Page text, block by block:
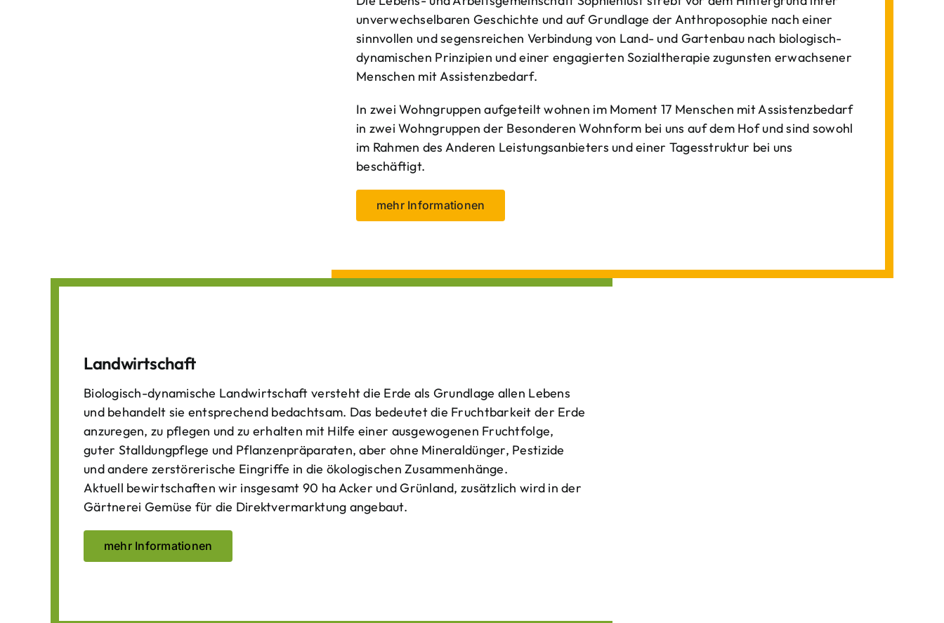
unverwechselbaren Geschichte und auf Grundlage der Anthroposophie nach einer
sinnvollen und segensreichen Verbindung von Land- und Gartenbau nach biologisch-
dynamischen Prinzipien und einer engagierten Sozialtherapie zugunsten erwachsener
Menschen mit Assistenzbedarf.
In zwei Wohngruppen aufgeteilt wohnen im Moment 17 Menschen mit Assistenzbedarf
in zwei Wohngruppen der Besonderen Wohnform bei uns auf dem Hof und sind sowohl
im Rahmen des Anderen Leistungsanbieters und einer Tagesstruktur bei uns
beschäftigt.
mehr Informationen
Landwirtschaft
Biologisch-dynamische Landwirtschaft versteht die Erde als Grundlage allen Lebens
und behandelt sie entsprechend bedachtsam. Das bedeutet die Fruchtbarkeit der Erde
anzuregen, zu pflegen und zu erhalten mit Hilfe einer ausgewogenen Fruchtfolge,
guter Stalldungpflege und Pflanzenpräparaten, aber ohne Mineraldünger, Pestizide
und andere zerstörerische Eingriffe in die ökologischen Zusammenhänge.
Aktuell bewirtschaften wir insgesamt 90 ha Acker und Grünland, zusätzlich wird in der
Gärtnerei Gemüse für die Direktvermarktung angebaut.
mehr Informationen